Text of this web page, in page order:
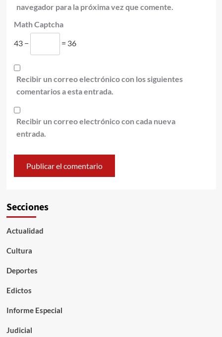
navegador para la próxima vez que comente.
Math Captcha
43 −
= 36
Recibir un correo electrónico con los siguientes
comentarios a esta entrada.
Recibir un correo electrónico con cada nueva
entrada.
Secciones
Actualidad
Cultura
Deportes
Edictos
Informe Especial
Judicial